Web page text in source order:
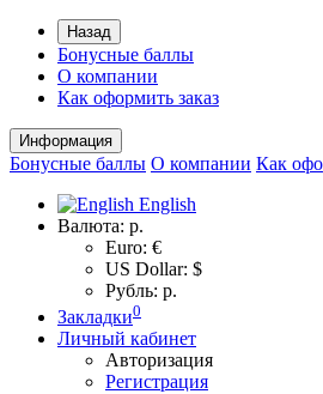
Назад
Бонусные баллы
О компании
Как оформить заказ
Информация
Бонусные баллы О компании Как
English
Валюта: р.
Euro: €
US Dollar: $
Рубль: р.
Закладки0
Личный кабинет
Авторизация
Регистрация